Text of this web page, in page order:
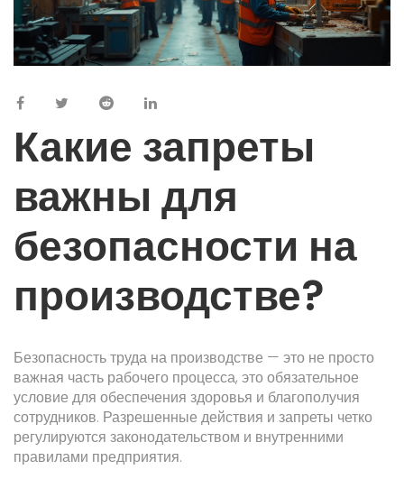
Какие запреты
важны для
безопасности на
производстве?
Безопасность труда на производстве — это не просто
важная часть рабочего процесса, это обязательное
условие для обеспечения здоровья и благополучия
сотрудников. Разрешенные действия и запреты четко
регулируются законодательством и внутренними
правилами предприятия.